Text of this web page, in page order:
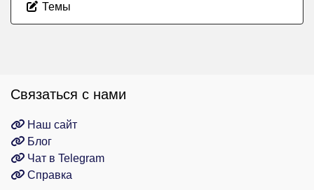
Темы
Связаться с нами
Наш сайт
Блог
Чат в Telegram
Справка